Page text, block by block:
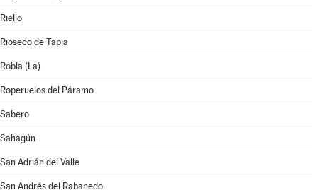
Riello
Rioseco de Tapia
Robla (La)
Roperuelos del Páramo
Sabero
Sahagún
San Adrián del Valle
San Andrés del Rabanedo